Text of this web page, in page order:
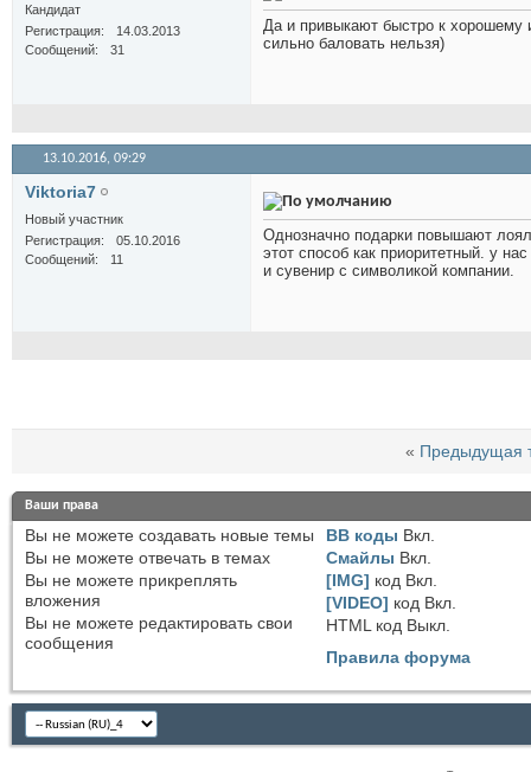
Кандидат
Регистрация
14.03.2013
Сообщений
31
Да и привыкают быстро к хорошему
сильно баловать нельзя)
13.10.2016, 09:29
Viktoria7
Новый участник
Регистрация
05.10.2016
Сообщений
11
Однозначно подарки повышают
этот способ как приоритетный. у
и сувенир с символикой компании.
« Предыдущая
Ваши права
Вы не можете создавать новые темы
Вы не можете отвечать в темах
Вы не можете прикреплять
вложения
Вы не можете редактировать свои
сообщения
BB коды Вкл.
Смайлы Вкл.
[IMG] код Вкл.
[VIDEO] код Вкл.
HTML код Выкл.
Правила форума